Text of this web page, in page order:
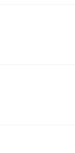
付き 高反発クッ
テレワーク 在宅